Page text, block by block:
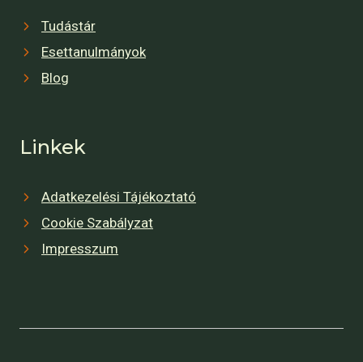
Tudástár
Esettanulmányok
Blog
Linkek
Adatkezelési Tájékoztató
Cookie Szabályzat
Impresszum